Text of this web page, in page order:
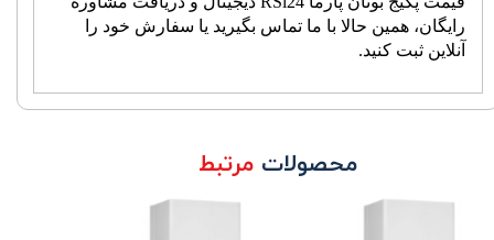
رایگان، همین حالا با ما تماس بگیرید یا سفارش خود را
آنلاین ثبت کنید.
محصولات مرتبط